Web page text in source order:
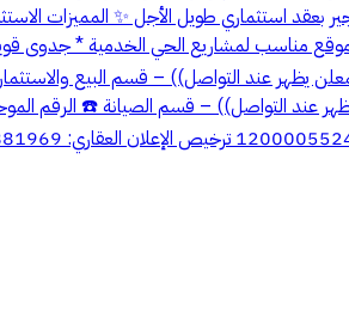
* تأجير بعقد استثماري طويل الأجل ✨
عند التواصل)) – قسم البيع
☎️ الرقم الموحد: 920017364 📩 البريد